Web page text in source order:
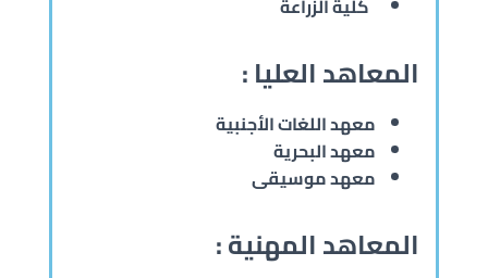
كلية الزراعة
المعاهد العليا :
معهد اللغات الأجنبية
معهد البحرية
معهد موسيقى
المعاهد المهنية :